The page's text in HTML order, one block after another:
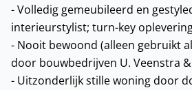
- Volledig gemeubileerd en
interieurstylist; turn-key
- Nooit bewoond (alleen gebruikt
door bouwbedrijven U. Veenstra
- Uitzonderlijk stille woning door